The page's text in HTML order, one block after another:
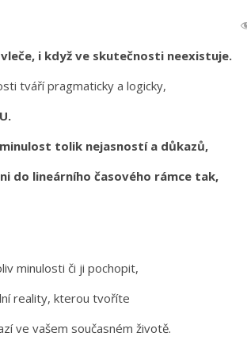
i když ve skutečnosti neexistuje.
tváří pragmaticky a logicky,
tolik nejasností a důkazů,
do lineárního časového rámce tak,
minulosti či ji pochopit,
reality, kterou tvoříte
ve vašem současném životě.